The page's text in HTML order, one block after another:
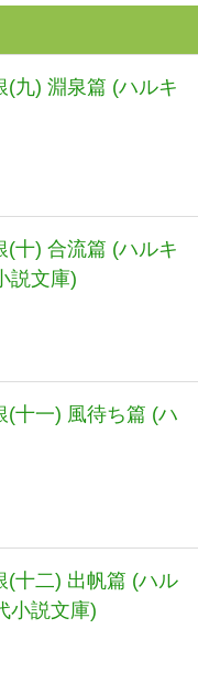
(九) 淵泉篇 (ハルキ
(十) 合流篇 (ハルキ
説文庫)
(十一) 風待ち篇 (ハ
(十二) 出帆篇 (ハル
小説文庫)